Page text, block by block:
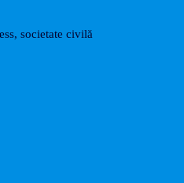
societate civilă